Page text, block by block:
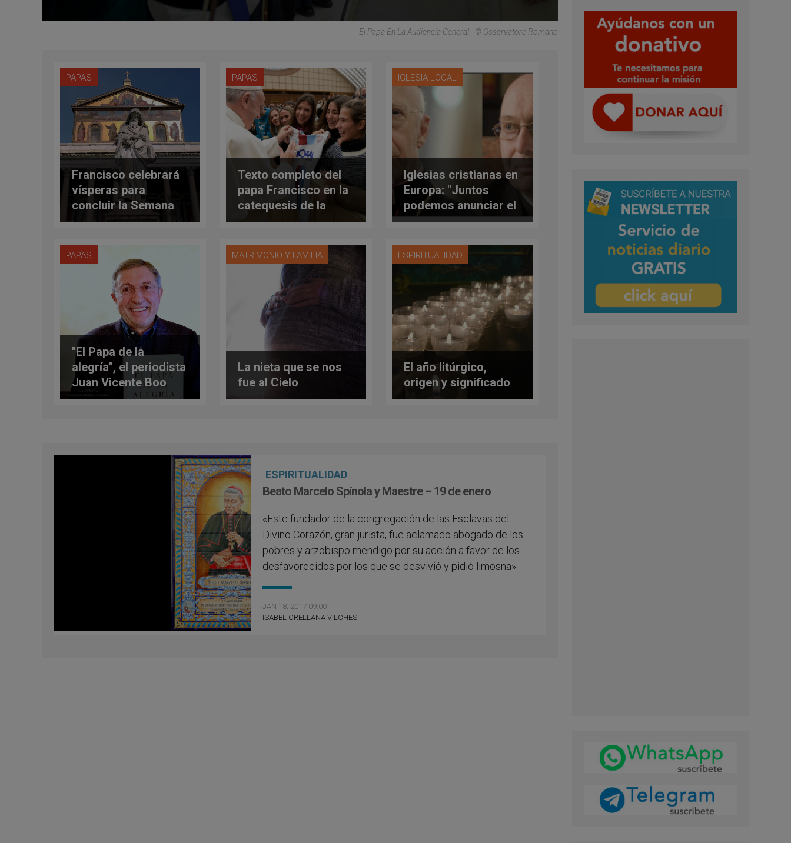
El Papa En La Audiencia General - © Osservatore Romano
PAPAS
Francisco celebrará
vísperas para
concluir la Semana
de oración por la
cristianos
PAPAS
Texto completo del
papa Francisco en la
catequesis de la
audiencia del
enero de 2017
IGLESIA LOCAL
Iglesias cristianas en
Europa: "Juntos
podemos anunciar el
Amor de Cristo para
PAPAS
"El Papa de la
alegría", el periodista
Juan Vicente Boo
presenta su libro
MATRIMONIO Y FAMILIA
La nieta que se nos
fue al Cielo
ESPIRITUALIDAD
El año litúrgico,
origen y significado
ESPIRITUALIDAD
Beato Marcelo Spínola y Maestre – 19 de enero
«Este fundador de la congregación de las Esclavas del
Divino Corazón, gran jurista, fue aclamado abogado de los
pobres y arzobispo mendigo por su acción a favor de los
desfavorecidos por los que se desvivió y pidió limosna»
JAN 18, 2017 09:00
ISABEL ORELLANA VILCHES